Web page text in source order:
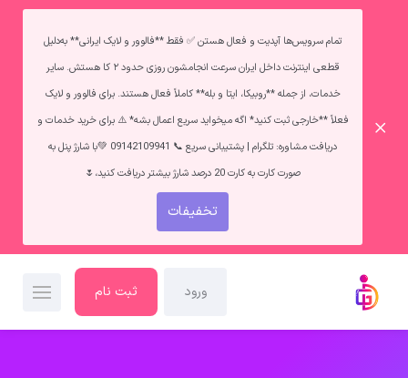
تمام سرویس‌ها آپدیت و فعال هستن ✅ فقط **فالوور و لایک ایرانی** به‌دلیل
قطعی اینترنت داخل ایران سرعت انجامشون روزی حدود ۲ کا هستش. سایر
خدمات، از جمله **روبیکا، ایتا و بله** کاملاً فعال هستند. برای فالوور و لایک
فعلاً **خارجی ثبت کنید* اگه میخواید سریع اعمال بشه* ⚠️ برای خرید خدمات و
دریافت مشاوره: تلگرام | پشتیبانی سریع 📞 09142109941 💚با شارژ پنل به
صورت کارت به کارت 20 درصد شارژ بیشتر دریافت کنید،🌷
تخفیفات
ورود ثبت نام